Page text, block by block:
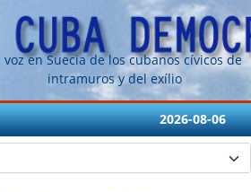
voz en Suecia de los cubanos cívicos de
intramuros y del exílio
2026-08-06